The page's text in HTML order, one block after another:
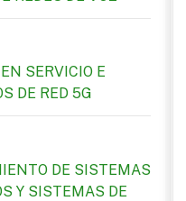
SERVICIO E
DE RED 5G
DE SISTEMAS
Y SISTEMAS DE